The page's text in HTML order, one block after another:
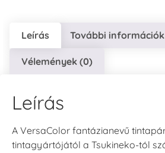
Leírás További információk
Vélemények (0)
Leírás
A VersaColor fantázianevű
tintagyártójától a Tsukineko-tól